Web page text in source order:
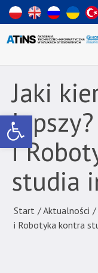
Wiadomość
dla
uzytkowników
ekranowych
podstronie
"Jaki
kierunek
jest
lepszy?
Automatyka
Robotyka
kontra
Otwórz pasek narzędzi
Jaki
i
studia
Start /Aktualności /
i Robotyka kontra